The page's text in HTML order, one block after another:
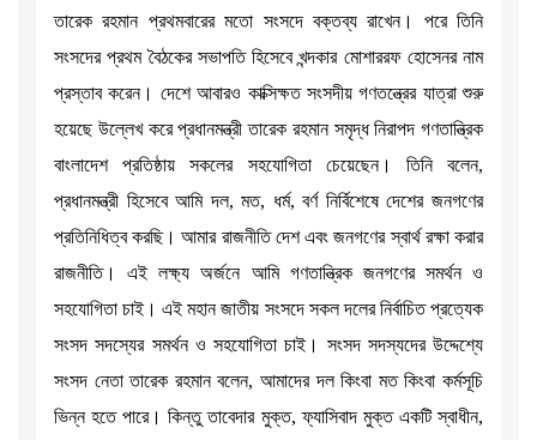
তারেক রহমান প্রথমবারের মতো সংসদে বক্তব্য রাখেন। পরে তিনি
সংসদের প্রথম বৈঠকের সভাপতি হিসেবে খন্দকার মোশাররফ হোসেনর নাম
প্রস্তাব করেন। দেশে আবারও কাক্সিক্ষত সংসদীয় গণতন্ত্রের যাত্রা শুরু
হয়েছে উল্লেখ করে প্রধানমন্ত্রী তারেক রহমান সমৃদ্ধ নিরাপদ গণতান্ত্রিক
বাংলাদেশ প্রতিষ্ঠায় সকলের সহযোগিতা চেয়েছেন। তিনি বলেন,
প্রধানমন্ত্রী হিসেবে আমি দল, মত, ধর্ম, বর্ণ নির্বিশেষে দেশের জনগণের
প্রতিনিধিত্ব করছি। আমার রাজনীতি দেশ এবং জনগণের স্বার্থ রক্ষা করার
রাজনীতি। এই লক্ষ্য অর্জনে আমি গণতান্ত্রিক জনগণের সমর্থন ও
সহযোগিতা চাই। এই মহান জাতীয় সংসদে সকল দলের নির্বাচিত প্রত্যেক
সংসদ সদস্যের সমর্থন ও সহযোগিতা চাই। সংসদ সদস্যদের উদ্দেশ্যে
সংসদ নেতা তারেক রহমান বলেন, আমাদের দল কিংবা মত কিংবা কর্মসূচি
ভিন্ন হতে পারে। কিন্তু তাবেদার মুক্ত, ফ্যাসিবাদ মুক্ত একটি স্বাধীন,